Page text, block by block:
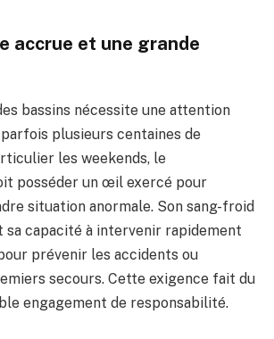
accrue et une grande
bassins nécessite une attention
plusieurs centaines de
les weekends, le
posséder un œil exercé pour
situation anormale. Son sang-froid
sa capacité à intervenir rapidement
prévenir les accidents ou
secours. Cette exigence fait du
engagement de responsabilité.